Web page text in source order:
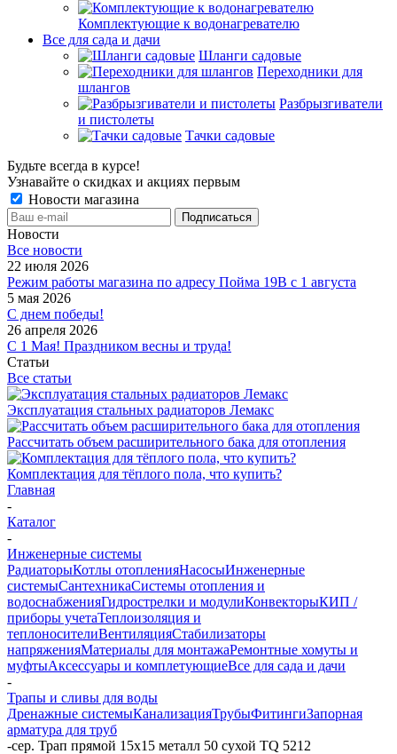
Комплектующие к водонагревателю
Все для сада и дачи
Шланги садовые
Переходники для
шлангов
Разбрызгиватели
и пистолеты
Тачки садовые
Будьте всегда в курсе!
Узнавайте о скидках и акциях первым
Новости магазина
Новости
Все новости
22 июля 2026
Режим работы магазина по адресу Пойма 19В с 1 августа
5 мая 2026
С днем победы!
26 апреля 2026
С 1 Мая! Праздником весны и труда!
Статьи
Все статьи
Эксплуатация стальных радиаторов Лемакс
Рассчитать объем расширительного бака для отопления
Комплектация для тёплого пола, что купить?
Главная
-
Каталог
-
Инженерные системы
РадиаторыКотлы отопленияНасосыИнженерные
системыСантехникаСистемы отопления и
водоснабженияГидрострелки и модулиКонвекторыКИП /
приборы учетаТеплоизоляция и
теплоносителиВентиляцияСтабилизаторы
напряженияМатериалы для монтажаРемонтные хомуты и
муфтыАксессуары и комплетующиеВсе для сада и дачи
-
Трапы и сливы для воды
Дренажные системыКанализацияТрубыФитингиЗапорная
арматура для труб
-сер. Трап прямой 15х15 металл 50 сухой TQ 5212